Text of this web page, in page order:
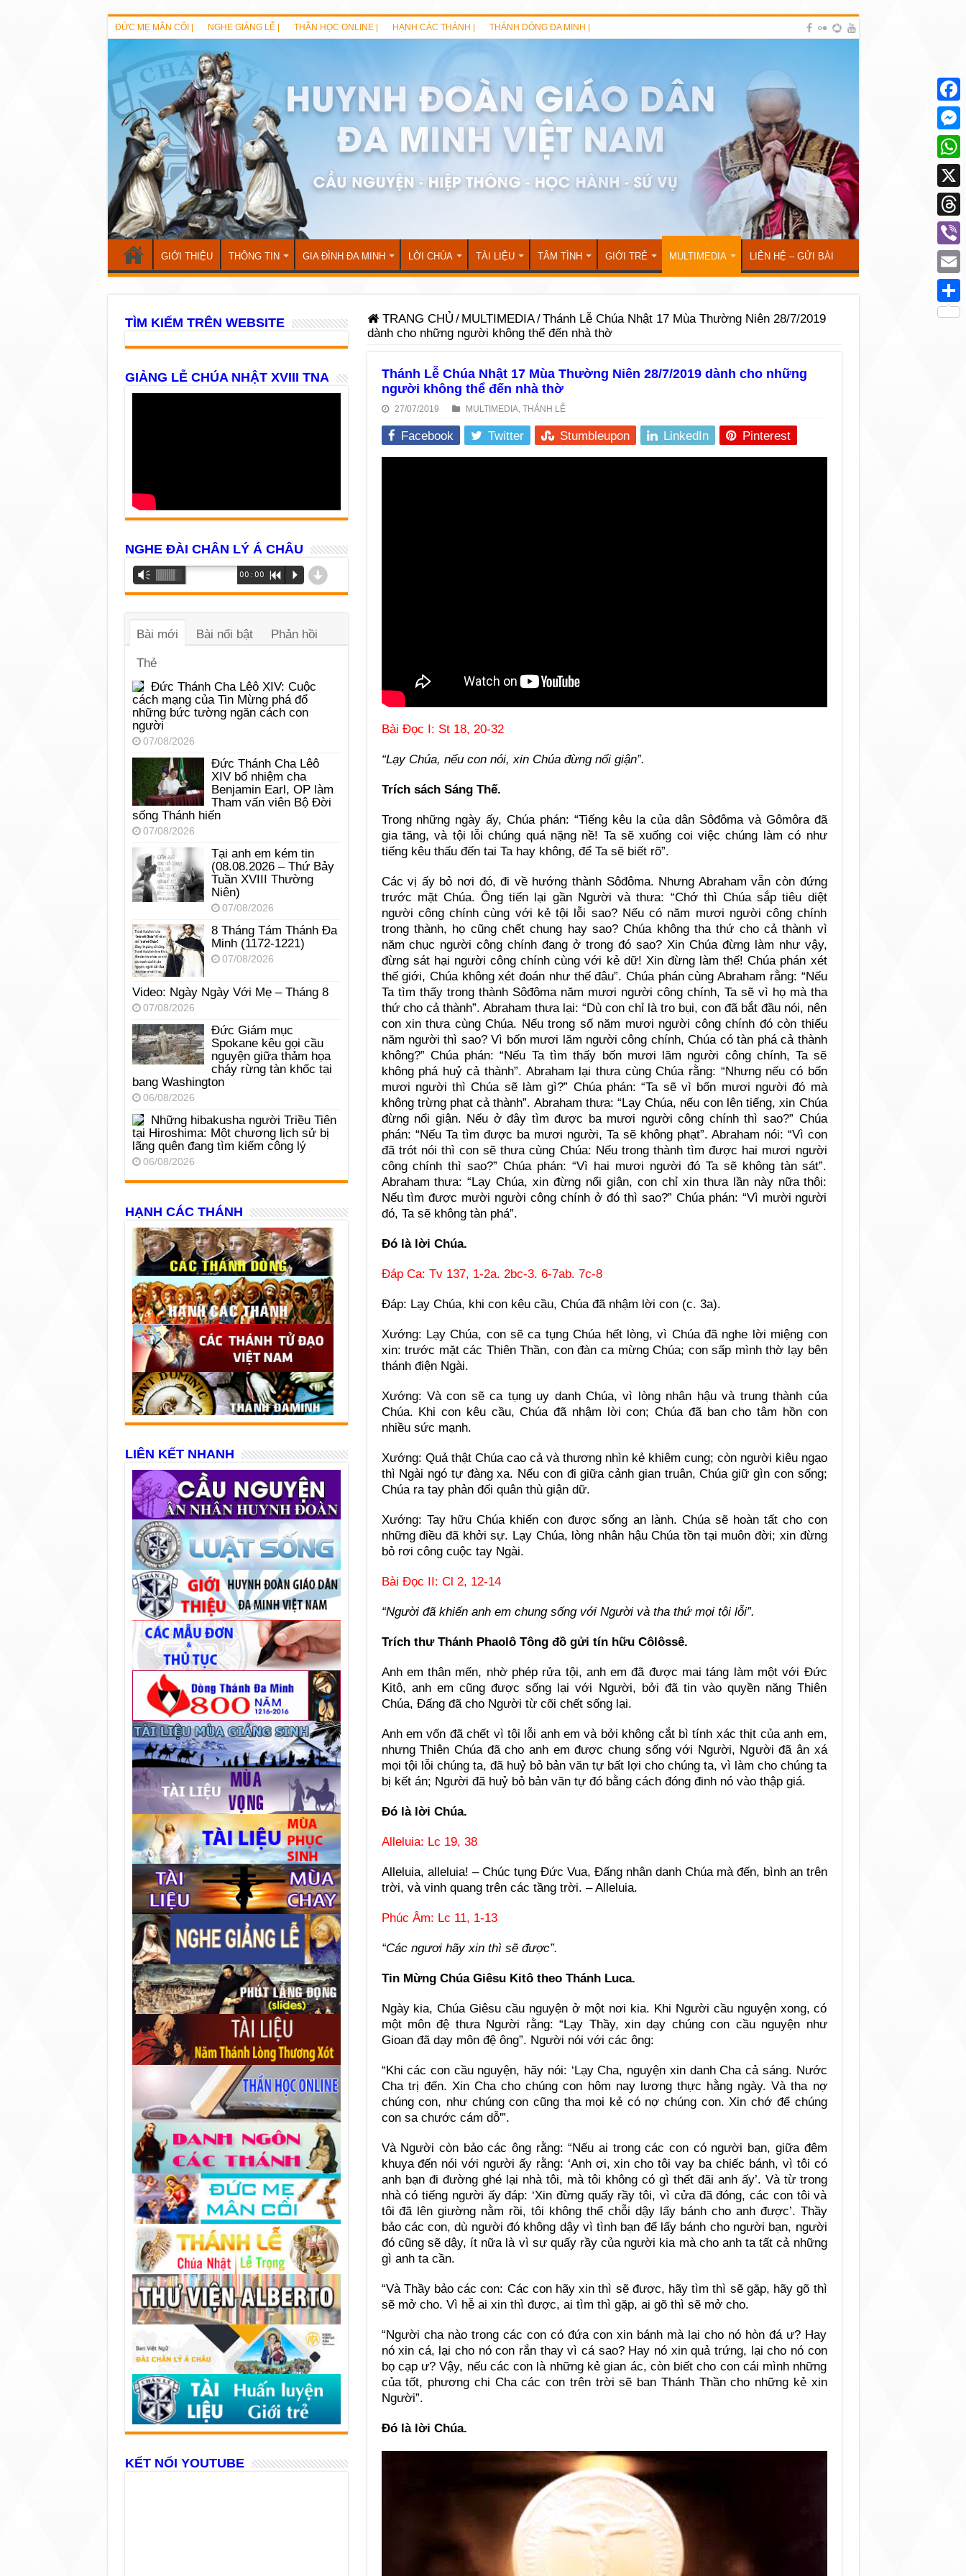
ĐỨC MẸ MÂN CÔI | NGHE GIẢNG LỄ | THẦN HỌC ONLINE | HẠNH CÁC THÁNH | THÁNH DÒNG ĐA MINH |
GIỚI THIỆU THÔNG TIN GIA ĐÌNH ĐA MINH LỜI CHÚA TÀI LIỆU TÂM TÌNH GIỚI TRẺ MULTIMEDIA LIÊN HỆ – GỬI BÀI
TRANG CHỦ / MULTIMEDIA/Thánh Lễ Chúa Nhật 17 Mùa Thường Niên 28/7/2019
dành cho những người không thể đến nhà thờ
Thánh Lễ Chúa Nhật 17 Mùa Thường Niên 28/7/2019 dành cho những
người không thể đến nhà thờ
27/07/2019 MULTIMEDIA, THÁNH LỄ
Facebook Twitter Stumbleupon LinkedIn Pinterest
Bài Ðọc I: St 18, 20-32
“Lạy Chúa, nếu con nói, xin Chúa đừng nổi giận”.
Trích sách Sáng Thế.
Trong những ngày ấy, Chúa phán: “Tiếng kêu la của dân Sôđôma và Gômôra đã
gia tăng, và tội lỗi chúng quá nặng nề! Ta sẽ xuống coi việc chúng làm có như
tiếng kêu thấu đến tai Ta hay không, để Ta sẽ biết rõ”.
Các vị ấy bỏ nơi đó, đi về hướng thành Sôđôma. Nhưng Abraham vẫn còn đứng
trước mặt Chúa. Ông tiến lại gần Người và thưa: “Chớ thì Chúa sắp tiêu diệt
người công chính cùng với kẻ tội lỗi sao? Nếu có năm mươi người công chính
trong thành, họ cũng chết chung hay sao? Chúa không tha thứ cho cả thành vì
năm chục người công chính đang ở trong đó sao? Xin Chúa đừng làm như vậy,
đừng sát hại người công chính cùng với kẻ dữ! Xin đừng làm thế! Chúa phán xét
thế giới, Chúa không xét đoán như thế đâu”. Chúa phán cùng Abraham rằng: “Nếu
Ta tìm thấy trong thành Sôđôma năm mươi người công chính, Ta sẽ vì họ mà tha
thứ cho cả thành”. Abraham thưa lại: “Dù con chỉ là tro bụi, con đã bắt đầu nói, nên
con xin thưa cùng Chúa. Nếu trong số năm mươi người công chính đó còn thiếu
năm người thì sao? Vì bốn mươi lăm người công chính, Chúa có tàn phá cả thành
không?” Chúa phán: “Nếu Ta tìm thấy bốn mươi lăm người công chính, Ta sẽ
không phá huỷ cả thành”. Abraham lại thưa cùng Chúa rằng: “Nhưng nếu có bốn
mươi người thì Chúa sẽ làm gì?” Chúa phán: “Ta sẽ vì bốn mươi người đó mà
không trừng phạt cả thành”. Abraham thưa: “Lạy Chúa, nếu con lên tiếng, xin Chúa
đừng nổi giận. Nếu ở đây tìm được ba mươi người công chính thì sao?” Chúa
phán: “Nếu Ta tìm được ba mươi người, Ta sẽ không phạt”. Abraham nói: “Vì con
đã trót nói thì con sẽ thưa cùng Chúa: Nếu trong thành tìm được hai mươi người
công chính thì sao?” Chúa phán: “Vì hai mươi người đó Ta sẽ không tàn sát”.
Abraham thưa: “Lạy Chúa, xin đừng nổi giận, con chỉ xin thưa lần này nữa thôi:
Nếu tìm được mười người công chính ở đó thì sao?” Chúa phán: “Vì mười người
đó, Ta sẽ không tàn phá”.
Ðó là lời Chúa.
Ðáp Ca: Tv 137, 1-2a. 2bc-3. 6-7ab. 7c-8
Ðáp: Lạy Chúa, khi con kêu cầu, Chúa đã nhậm lời con (c. 3a).
Xướng: Lạy Chúa, con sẽ ca tụng Chúa hết lòng, vì Chúa đã nghe lời miệng con
xin: trước mặt các Thiên Thần, con đàn ca mừng Chúa; con sấp mình thờ lạy bên
thánh điện Ngài.
Xướng: Và con sẽ ca tụng uy danh Chúa, vì lòng nhân hậu và trung thành của
Chúa. Khi con kêu cầu, Chúa đã nhậm lời con; Chúa đã ban cho tâm hồn con
nhiều sức mạnh.
Xướng: Quả thật Chúa cao cả và thương nhìn kẻ khiêm cung; còn người kiêu ngạo
thì Ngài ngó tự đàng xa. Nếu con đi giữa cảnh gian truân, Chúa giữ gìn con sống;
Chúa ra tay phản đối quân thù giận dữ.
Xướng: Tay hữu Chúa khiến con được sống an lành. Chúa sẽ hoàn tất cho con
những điều đã khởi sự. Lạy Chúa, lòng nhân hậu Chúa tồn tại muôn đời; xin đừng
bỏ rơi công cuộc tay Ngài.
Bài Ðọc II: Cl 2, 12-14
“Người đã khiến anh em chung sống với Người và tha thứ mọi tội lỗi”.
Trích thư Thánh Phaolô Tông đồ gửi tín hữu Côlôssê.
Anh em thân mến, nhờ phép rửa tội, anh em đã được mai táng làm một với Ðức
Kitô, anh em cũng được sống lại với Người, bởi đã tin vào quyền năng Thiên
Chúa, Ðấng đã cho Người từ cõi chết sống lại.
Anh em vốn đã chết vì tội lỗi anh em và bởi không cắt bì tính xác thịt của anh em,
nhưng Thiên Chúa đã cho anh em được chung sống với Người, Người đã ân xá
mọi tội lỗi chúng ta, đã huỷ bỏ bản văn tự bất lợi cho chúng ta, vì làm cho chúng ta
bị kết án; Người đã huỷ bỏ bản văn tự đó bằng cách đóng đinh nó vào thập giá.
Ðó là lời Chúa.
Alleluia: Lc 19, 38
Alleluia, alleluia! – Chúc tụng Ðức Vua, Ðấng nhân danh Chúa mà đến, bình an trên
trời, và vinh quang trên các tầng trời. – Alleluia.
Phúc Âm: Lc 11, 1-13
“Các ngươi hãy xin thì sẽ được”.
Tin Mừng Chúa Giêsu Kitô theo Thánh Luca.
Ngày kia, Chúa Giêsu cầu nguyện ở một nơi kia. Khi Người cầu nguyện xong, có
một môn đệ thưa Người rằng: “Lạy Thầy, xin dạy chúng con cầu nguyện như
Gioan đã dạy môn đệ ông”. Người nói với các ông:
“Khi các con cầu nguyện, hãy nói: ‘Lạy Cha, nguyện xin danh Cha cả sáng. Nước
Cha trị đến. Xin Cha cho chúng con hôm nay lương thực hằng ngày. Và tha nợ
chúng con, như chúng con cũng tha mọi kẻ có nợ chúng con. Xin chớ để chúng
con sa chước cám dỗ'”.
Và Người còn bảo các ông rằng: “Nếu ai trong các con có người bạn, giữa đêm
khuya đến nói với người ấy rằng: ‘Anh ơi, xin cho tôi vay ba chiếc bánh, vì tôi có
anh bạn đi đường ghé lại nhà tôi, mà tôi không có gì thết đãi anh ấy’. Và từ trong
nhà có tiếng người ấy đáp: ‘Xin đừng quấy rầy tôi, vì cửa đã đóng, các con tôi và
tôi đã lên giường nằm rồi, tôi không thể chỗi dậy lấy bánh cho anh được’. Thầy
bảo các con, dù người đó không dậy vì tình bạn để lấy bánh cho người bạn, người
đó cũng sẽ dậy, ít nữa là vì sự quấy rầy của người kia mà cho anh ta tất cả những
gì anh ta cần.
“Và Thầy bảo các con: Các con hãy xin thì sẽ được, hãy tìm thì sẽ gặp, hãy gõ thì
sẽ mở cho. Vì hễ ai xin thì được, ai tìm thì gặp, ai gõ thì sẽ mở cho.
“Người cha nào trong các con có đứa con xin bánh mà lại cho nó hòn đá ư? Hay
nó xin cá, lại cho nó con rắn thay vì cá sao? Hay nó xin quả trứng, lại cho nó con
bọ cạp ư? Vậy, nếu các con là những kẻ gian ác, còn biết cho con cái mình những
của tốt, phương chi Cha các con trên trời sẽ ban Thánh Thần cho những kẻ xin
Người”.
Ðó là lời Chúa.
TÌM KIẾM TRÊN WEBSITE
GIẢNG LỄ CHÚA NHẬT XVIII TNA
NGHE ĐÀI CHÂN LÝ Á CHÂU
Trình
phát
âm
Vm 00:00 R P d
Bài mới Bài nổi bật Phản hồi
Thẻ
Đức Thánh Cha Lêô XIV: Cuộc
cách mạng của Tin Mừng phá đổ
những bức tường ngăn cách con
người
07/08/2026
Đức Thánh Cha Lêô
XIV bổ nhiệm cha
Benjamin Earl, OP làm
Tham vấn viên Bộ Đời
sống Thánh hiến
07/08/2026
Tại anh em kém tin
(08.08.2026 – Thứ Bảy
Tuần XVIII Thường
Niên)
07/08/2026
8 Tháng Tám Thánh Ða
Minh (1172-1221)
07/08/2026
Video: Ngày Ngày Với Mẹ – Tháng 8
07/08/2026
Đức Giám mục
Spokane kêu gọi cầu
nguyện giữa thảm họa
cháy rừng tàn khốc tại
bang Washington
06/08/2026
Những hibakusha người Triều Tiên
tại Hiroshima: Một chương lịch sử bị
lãng quên đang tìm kiếm công lý
06/08/2026
HẠNH CÁC THÁNH
LIÊN KẾT NHANH
KẾT NỐI YOUTUBE
X
Viber